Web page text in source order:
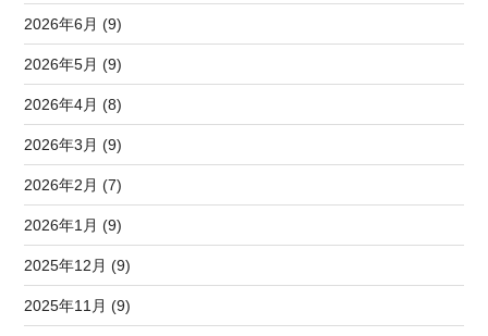
2026年6月 (9)
2026年5月 (9)
2026年4月 (8)
2026年3月 (9)
2026年2月 (7)
2026年1月 (9)
2025年12月 (9)
2025年11月 (9)